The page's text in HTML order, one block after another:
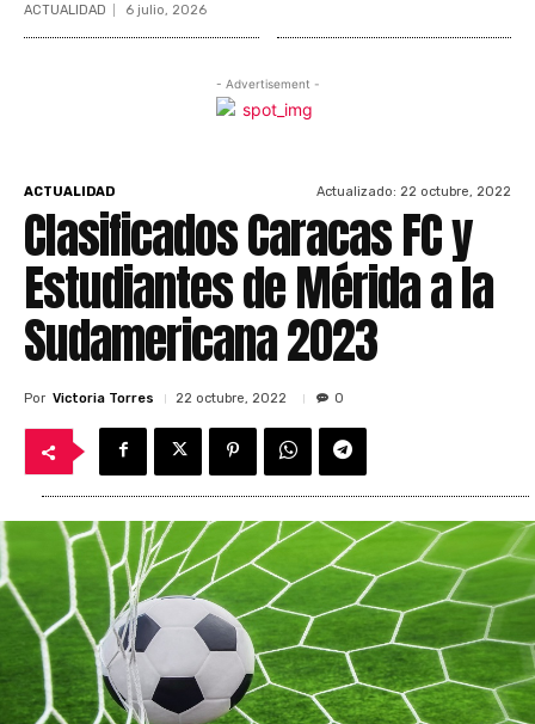
ACTUALIDAD 6 julio, 2026
- Advertisement -